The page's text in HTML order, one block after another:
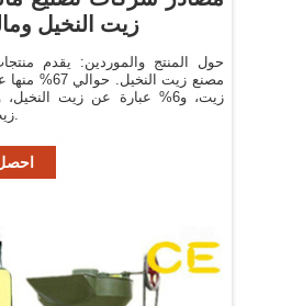
زيت النخيل
مصنع زيت
زيت عباد الشمس.